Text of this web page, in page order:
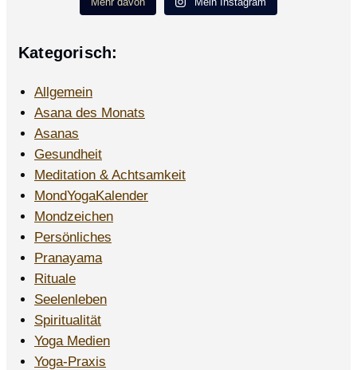
Kategorisch:
Allgemein
Asana des Monats
Asanas
Gesundheit
Meditation & Achtsamkeit
MondYogaKalender
Mondzeichen
Persönliches
Pranayama
Rituale
Seelenleben
Spiritualität
Yoga Medien
Yoga-Praxis